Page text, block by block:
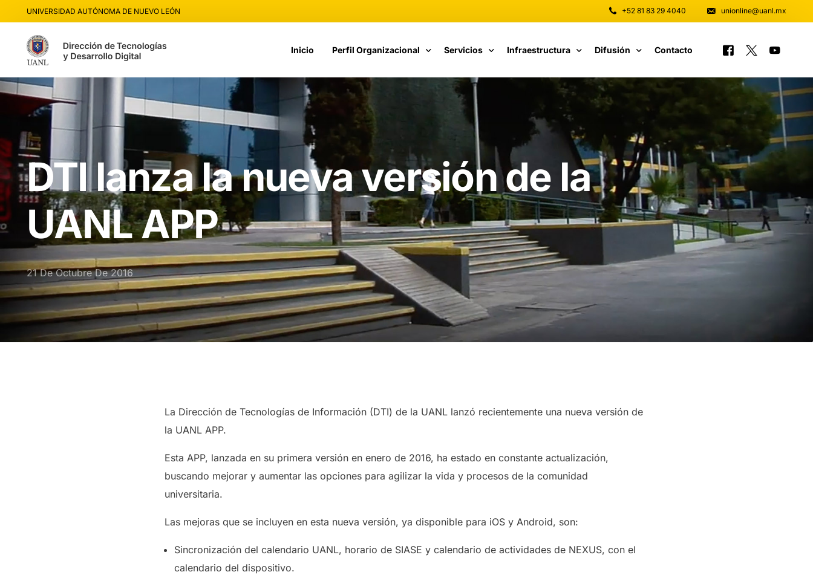
UNIVERSIDAD AUTÓNOMA DE NUEVO LEÓN +52 81 83 29 4040 unionline@uanl.mx
Inicio Perfil Organizacional
Fundamentos de Calidad
Estructura Organizacional
Propuesta de Valor
Nuestra Historia
Responsables de TI
Servicios
Catálogo de Servicios
Cursos CETI
Vinculación
Infraestructura
Cómputo y Software
Telecomunicaciones
Difusión Contacto
DTI lanza la nueva versión de la
UANL APP
21 De Octubre De 2016
La Dirección de Tecnologías de Información (DTI) de la UANL lanzó recientemente una nueva versión de
la UANL APP.
Esta APP, lanzada en su primera versión en enero de 2016, ha estado en constante actualización,
buscando mejorar y aumentar las opciones para agilizar la vida y procesos de la comunidad
universitaria.
Las mejoras que se incluyen en esta nueva versión, ya disponible para iOS y Android, son:
Sincronización del calendario UANL, horario de SIASE y calendario de actividades de NEXUS, con el
calendario del dispositivo.